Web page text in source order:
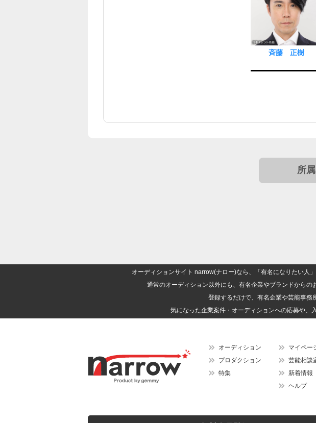
斉藤 正樹
所
オーディションサイト narrow(ナロー)なら、「有名になりたい人
通常のオーディション以外にも、有名企業やブランドから
登録するだけで、有名企業や芸能事務
気になった企業案件・オーディションへの応募や、
オーディション
プロダクション
特集
マイペー
芸能相談
新着情報
ヘルプ